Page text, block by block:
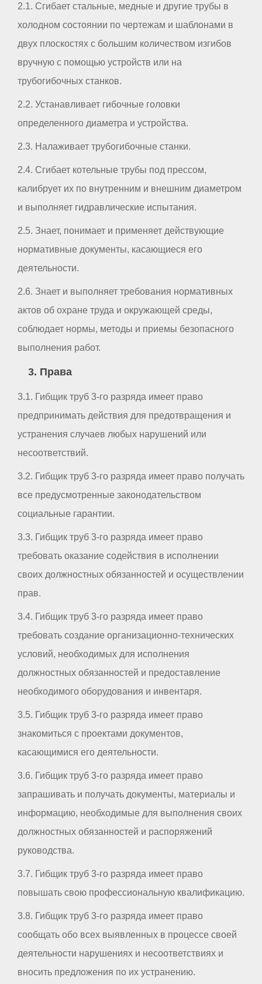
2.1. Сгибает стальные, медные и другие трубы в
холодном состоянии по чертежам и шаблонами в
двух плоскостях с большим количеством изгибов
вручную с помощью устройств или на
трубогибочных станков.
2.2. Устанавливает гибочные головки
определенного диаметра и устройства.
2.3. Налаживает трубогибочные станки.
2.4. Сгибает котельные трубы под прессом,
калибрует их по внутренним и внешним диаметром
и выполняет гидравлические испытания.
2.5. Знает, понимает и применяет действующие
нормативные документы, касающиеся его
деятельности.
2.6. Знает и выполняет требования нормативных
актов об охране труда и окружающей среды,
соблюдает нормы, методы и приемы безопасного
выполнения работ.
3. Права
3.1. Гибщик труб 3-го разряда имеет право
предпринимать действия для предотвращения и
устранения случаев любых нарушений или
несоответствий.
3.2. Гибщик труб 3-го разряда имеет право получать
все предусмотренные законодательством
социальные гарантии.
3.3. Гибщик труб 3-го разряда имеет право
требовать оказание содействия в исполнении
своих должностных обязанностей и осуществлении
прав.
3.4. Гибщик труб 3-го разряда имеет право
требовать создание организационно-технических
условий, необходимых для исполнения
должностных обязанностей и предоставление
необходимого оборудования и инвентаря.
3.5. Гибщик труб 3-го разряда имеет право
знакомиться с проектами документов,
касающимися его деятельности.
3.6. Гибщик труб 3-го разряда имеет право
запрашивать и получать документы, материалы и
информацию, необходимые для выполнения своих
должностных обязанностей и распоряжений
руководства.
3.7. Гибщик труб 3-го разряда имеет право
повышать свою профессиональную квалификацию.
3.8. Гибщик труб 3-го разряда имеет право
сообщать обо всех выявленных в процессе своей
деятельности нарушениях и несоответствиях и
вносить предложения по их устранению.